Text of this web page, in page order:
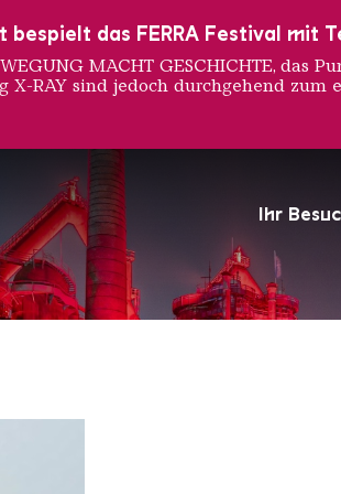
Ihr
bespielt das FERRA Festival mit
MACHT GESCHICHTE, das
RAY sind jedoch durchgehend zum